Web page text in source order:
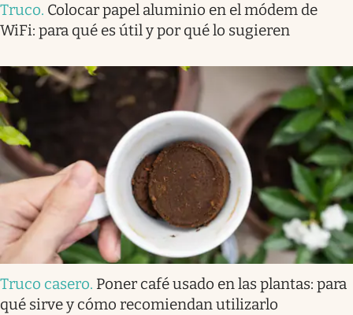
Truco. Colocar papel aluminio en el módem de
WiFi: para qué es útil y por qué lo sugieren
Truco casero. Poner café usado en las plantas: para
qué sirve y cómo recomiendan utilizarlo